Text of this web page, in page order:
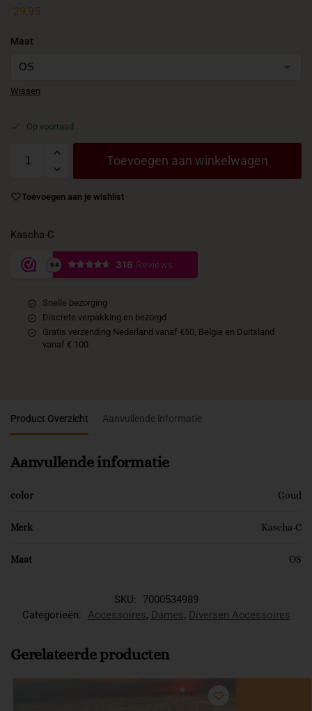
29,95
Maat
Wissen
Op voorraad
Toevoegen aan winkelwagen
Toevoegen aan je wishlist
Kascha-C
Snelle bezorging
Discrete verpakking en bezorgd
Gratis verzending Nederland vanaf €50, Belgie en Duitsland
vanaf € 100
Product Overzicht Aanvullende informatie
Aanvullende informatie
color Goud
Merk Kascha-C
Maat OS
SKU:
7000534989
Categorieën:
Accessoires, Dames, Diversen Accessoires
Gerelateerde producten